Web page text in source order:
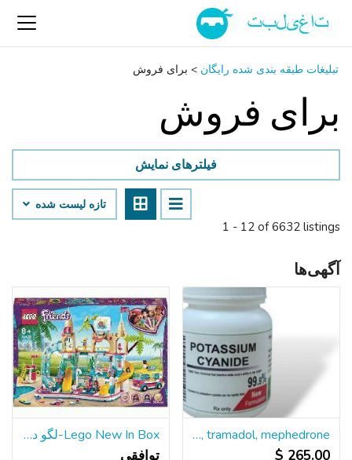
تبلیغات طبقه بندی شده رایگان > برای فروش
برای فروش
1 - 12 of 6632 listings
فیلترهای نمایش
تازه لیست شده
آگهی‌ها
Buy cyanide, nembutal, xanax, valium, oxytocin, viagra, tramadol, mephedrone
265.00 $
Lego New In Box-لگو دوستان تابستان سرگرم کننده پارک آبی
توافقی